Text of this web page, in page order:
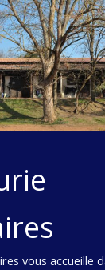
vous accueille